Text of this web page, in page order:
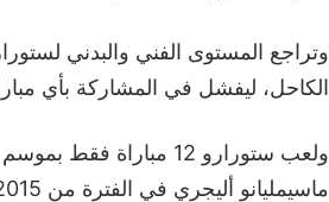
وتراجع المستوى الفني والبدني
الكاحل، ليفشل في المشاركة بأي
ماسيمليانو أليجري في الفترة من 2015 إلى 2017.